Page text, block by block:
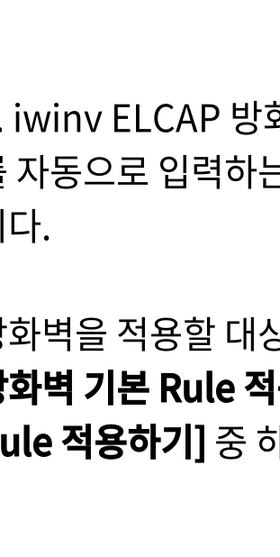
iwinv ELCAP 방
자동으로 입력
.
벽을 적용할 대
화벽 기본 Rule
적용하기] 중